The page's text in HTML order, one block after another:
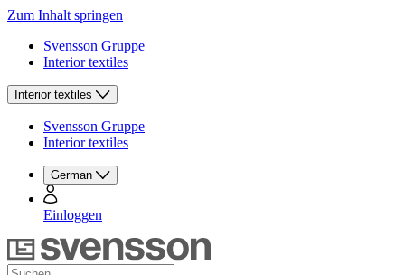
Zum Inhalt springen
Svensson Gruppe
Interior textiles
Interior textiles
Svensson Gruppe
Interior textiles
German
Einloggen